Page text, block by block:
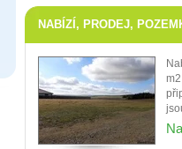
NABÍZÍ, PRODEJ,